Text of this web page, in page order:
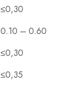
≤0,30
0.10 – 0.60
≤0,30
≤0,35